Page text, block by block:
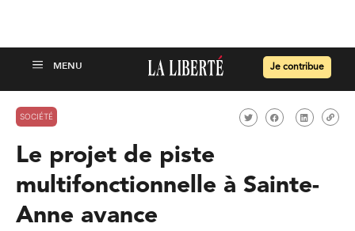
Je contribue
SOCIÉTÉ
Le projet de piste
multifonctionnelle à Sainte-
Anne avance